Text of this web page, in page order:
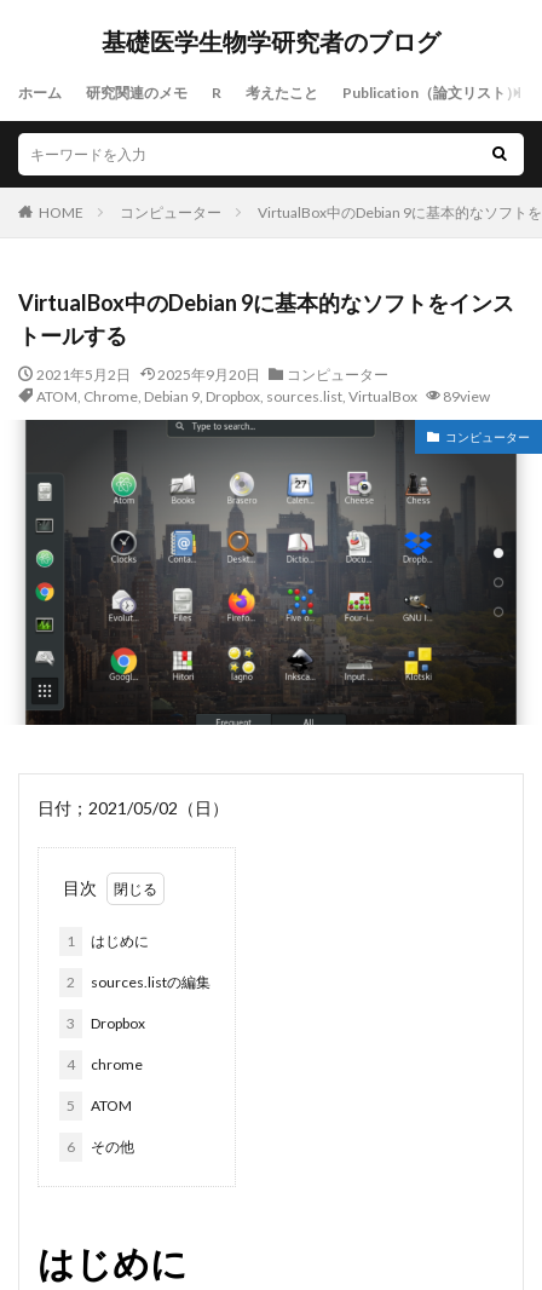
基礎医学生物学研究者のブログ
ホーム 研究関連のメモ R 考えたこと Publication（論文リスト）
HOME コンピューター VirtualBox中のDebian 9に基本的なソフト
VirtualBox中のDebian 9に基本的なソフトをインス
トールする
2021年5月2日 2025年9月20日
コンピューター
ATOM, Chrome, Debian 9, Dropbox, sources.list, VirtualBox 89view
コンピューター
日付；2021/05/02（日）
目次
1 はじめに
2 sources.listの編集
3 Dropbox
4 chrome
5 ATOM
6 その他
はじめに